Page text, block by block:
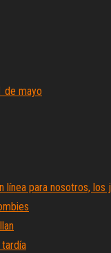
de mayo
para nosotros, los